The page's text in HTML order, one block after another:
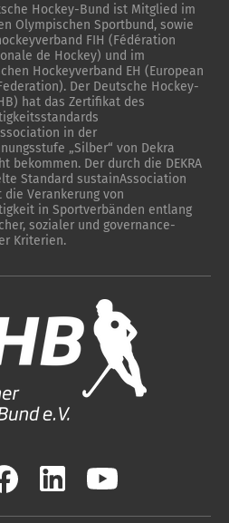
Hockey-Bund ist Mitglied im
Olympischen Sportbund, sowie
FIH (Fédération
de Hockey) und im
Hockeyverband EH (European
Der Deutsche Hockey-
hat das Zertifikat des
in der
„Silber“ von Dekra
bekommen. Der durch die DEKRA
Standard sustainAssociation
die Verankerung von
in Sportverbänden entlang
sozialer und governance-
Kriterien.